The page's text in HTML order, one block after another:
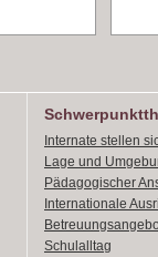
Internate stellen
Lage und
Pädagogischer
Internationale
Schulalltag